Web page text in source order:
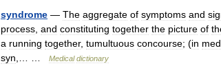
syndrome — The aggregate of symptoms and
process and constituting together the picture of
a running together, tumultuous concourse; (in med
syn
Medical dictionary